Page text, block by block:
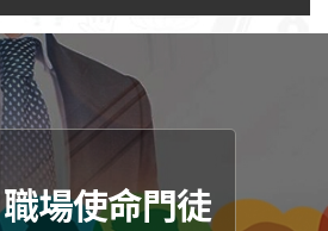
場使命門徒